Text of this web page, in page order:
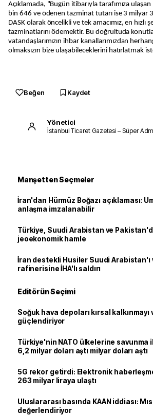
Açıklamada, "Bugün itibarıyla tarafımıza ulaşan
bin 646 ve ödenen tazminat tutarı ise 3 milyar
DASK olarak öncelikli ve tek amacımız, en hızlı
tazminatlarını ödemektir. Bu doğrultuda
vatandaşlarımızın ihbar kanallarımızdan
olmaksızın bize ulaşabileceklerini hatırlatmak
Beğen Kaydet
Yönetici
İstanbul Ticaret Gazetesi – Süper
Manşetten Seçmeler
İran'dan Hürmüz Boğazı açıklaması:
anlaşma imzalanabilir
Türkiye, Suudi Arabistan ve
jeoekonomik hamle
İran destekli Husiler Suudi Arabistan'ı
rafinerisine İHA'lı saldırı
Editörün Seçimi
Soğuk hava depoları kırsal kalkınmayı
güçlendiriyor
Türkiye'nin NATO ülkelerine savunma
6,2 milyar doları aştı milyar doları aştı
5G rekor getirdi: Elektronik haberleşme
263 milyar liraya ulaştı
Uluslararası basında KAAN iddiası:
değerlendiriyor